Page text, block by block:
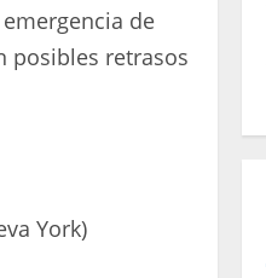
de
posibles retrasos
York)